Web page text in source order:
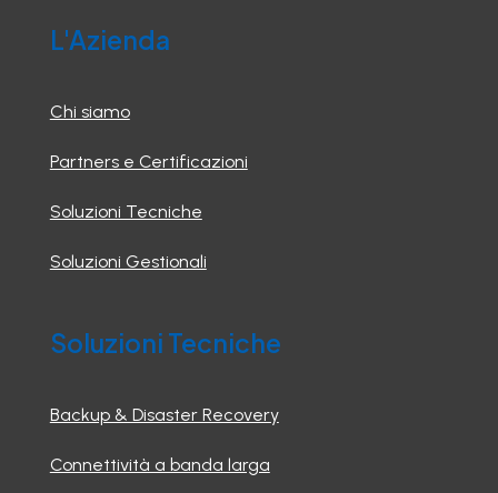
L'Azienda
Chi siamo
Partners e Certificazioni
Soluzioni Tecniche
Soluzioni Gestionali
Soluzioni Tecniche
Backup & Disaster Recovery
Connettività a banda larga